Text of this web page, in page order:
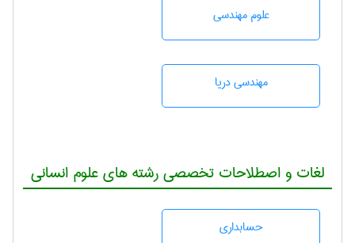
علوم مهندسی
مهندسی دریا
لغات و اصطلاحات تخصصی رشته های علوم انسانی
حسابداری